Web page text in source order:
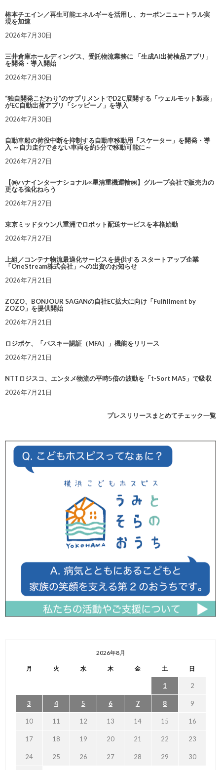
椿本チエイン／再生可能エネルギーを活用し、カーボンニュートラル実
現を加速
2026年7月30日
三井倉庫ホールディングス、受託物流業務に 「生成AI出荷検品アプリ」
を開発・導入開始
2026年7月30日
“独自開発こだわり”のサプリメントでD2C展開する「ウェルモット製薬」
がEC自動出荷アプリ「シッピーノ」を導入
2026年7月30日
自動車船の荷役中断を抑制する自動車移動用「スケーター」を開発・導
入 ～自力走行できない車両を約5分で移動可能に～
2026年7月27日
【㈱ハナインターナショナル×星清重機運輸㈱】グループ会社で販売力の
更なる強化ねらう
2026年7月27日
東京ミッドタウン八重洲でロボット配送サービスを本格始動
2026年7月27日
上組／コンテナ物流最適化サービスを提供する スタートアップ企業
「OneStream株式会社」への出資のお知らせ
2026年7月21日
ZOZO、BONJOUR SAGANの自社EC拡大に向け「Fulfillment by
ZOZO」を提供開始
2026年7月21日
ロジポケ、「パスキー認証（MFA）」機能をリリース
2026年7月21日
NTTロジスコ、エンタメ物流の平時5倍の波動を「t-Sort MAS」で吸収
2026年7月21日
プレスリリースまとめてチェック一覧
2026年8月
月 火 水 木 金 土 日
1 2
3 4 5 6 7 8 9
10 11 12 13 14 15 16
17 18 19 20 21 22 23
24 25 26 27 28 29 30